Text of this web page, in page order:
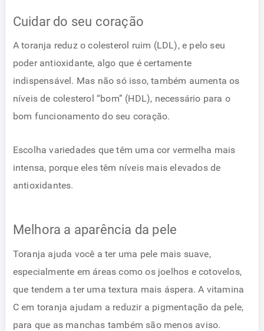
Cuidar do seu coração
A toranja reduz o colesterol ruim (LDL), e pelo seu
poder antioxidante, algo que é certamente
indispensável. Mas não só isso, também aumenta os
níveis de colesterol “bom” (HDL), necessário para o
bom funcionamento do seu coração.
Escolha variedades que têm uma cor vermelha mais
intensa, porque eles têm níveis mais elevados de
antioxidantes.
Melhora a aparência da pele
Toranja ajuda você a ter uma pele mais suave,
especialmente em áreas como os joelhos e cotovelos,
que tendem a ter uma textura mais áspera. A vitamina
C em toranja ajudam a reduzir a pigmentação da pele,
para que as manchas também são menos aviso.